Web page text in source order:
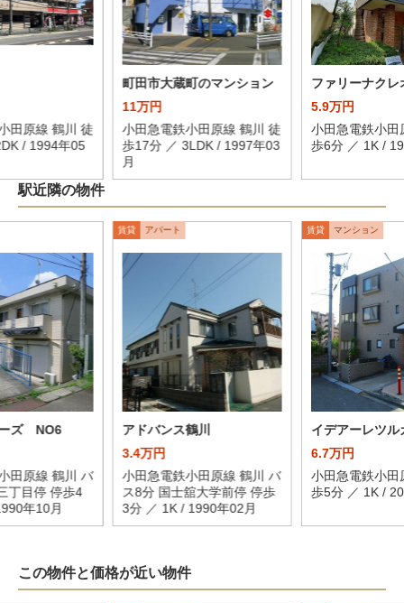
田原線 鶴川 徒
/ 1994年05
町田市大蔵町のマンション
11万円
小田急電鉄小田原線 鶴川 徒
歩17分 ／ 3LDK / 1997年03
月
ファリーナクレ
5.9万円
小田急電鉄小田
歩6分 ／ 1K /
駅近隣の物件
ズ NO6
田原線 鶴川 バ
丁目停 停歩4
年10月
賃貸 アパート
アドバンス鶴川
3.4万円
小田急電鉄小田原線 鶴川 バ
ス8分 国士舘大学前停 停歩
3分 ／ 1K / 1990年02月
賃貸 マンション
イデアーレツル
6.7万円
小田急電鉄小田
歩5分 ／ 1K /
この物件と価格が近い物件